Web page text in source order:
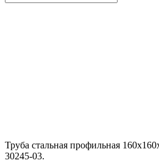
Труба стальная профильная
30245-03.